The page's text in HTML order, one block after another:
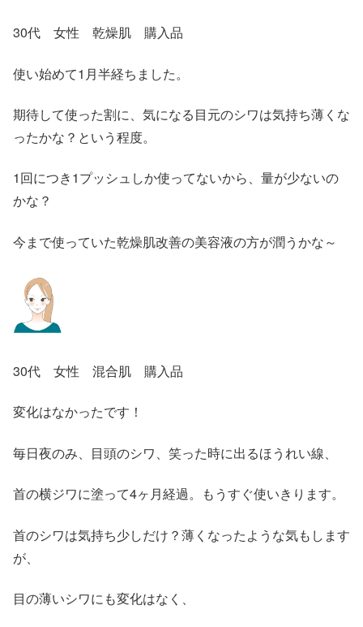
30代 女性 乾燥肌 購入品
使い始めて1月半経ちました。
期待して使った割に、気になる目元のシワは気持ち薄くな
ったかな？という程度。
1回につき1プッシュしか使ってないから、量が少ないの
かな？
今まで使っていた乾燥肌改善の美容液の方が潤うかな～
30代 女性 混合肌 購入品
変化はなかったです！
毎日夜のみ、目頭のシワ、笑った時に出るほうれい線、
首の横ジワに塗って4ヶ月経過。もうすぐ使いきります。
首のシワは気持ち少しだけ？薄くなったような気もします
が、
目の薄いシワにも変化はなく、